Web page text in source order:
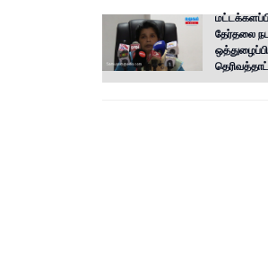
தேர்தலை